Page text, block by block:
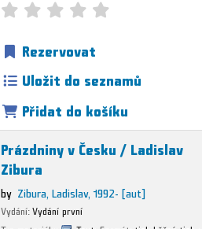
Rezervovat
Uložit do seznamů
Přidat do košíku
Prázdniny v Česku /Ladislav
Zibura
by Zibura, Ladislav, 1992-[aut]
Vydání:Vydání první